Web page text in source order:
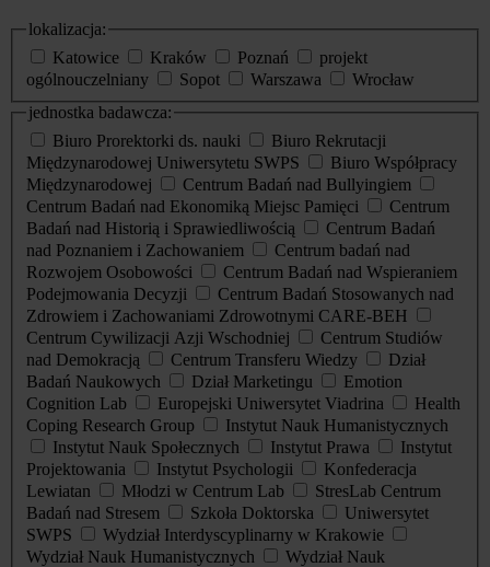
lokalizacja:
Katowice
Kraków Poznań
projekt
ogólnouczelniany
Sopot Warszawa
Wrocław
jednostka badawcza:
Biuro Prorektorki ds. nauki
Biuro Rekrutacji
Międzynarodowej Uniwersytetu SWPS
Biuro Współpracy
Międzynarodowej
Centrum Badań nad Bullyingiem
Centrum Badań nad Ekonomiką Miejsc Pamięci
Centrum
Badań nad Historią i Sprawiedliwością
Centrum Badań
nad Poznaniem i Zachowaniem
Centrum badań nad
Rozwojem Osobowości
Centrum Badań nad Wspieraniem
Podejmowania Decyzji
Centrum Badań Stosowanych nad
Zdrowiem i Zachowaniami Zdrowotnymi CARE-BEH
Centrum Cywilizacji Azji Wschodniej
Centrum Studiów
nad Demokracją
Centrum Transferu Wiedzy
Dział
Badań Naukowych
Dział Marketingu
Emotion
Cognition Lab
Europejski Uniwersytet Viadrina
Health
Coping Research Group
Instytut Nauk Humanistycznych
Instytut Nauk Społecznych
Instytut Prawa
Instytut
Projektowania
Instytut Psychologii
Konfederacja
Lewiatan
Młodzi w Centrum Lab
StresLab Centrum
Badań nad Stresem
Szkoła Doktorska
Uniwersytet
SWPS
Wydział Interdyscyplinarny w Krakowie
Wydział Nauk Humanistycznych
Wydział Nauk